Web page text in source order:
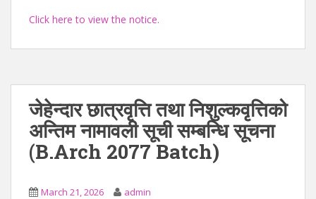
Click here to view the notice.
जेहेन्दार छात्रवृत्ति तथा निशुल्कवृत्तिको
अन्तिम नामावली सूची सम्बन्धि सूचना
(B.Arch 2077 Batch)
March 21, 2026 admin